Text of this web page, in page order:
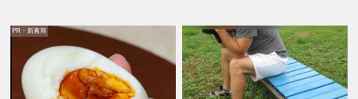
PR・新素簡